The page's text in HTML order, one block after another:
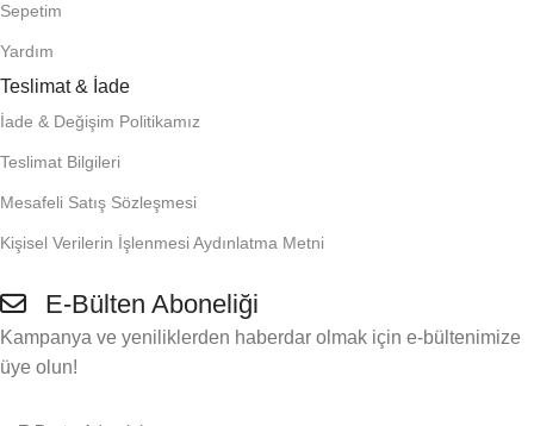
Sepetim
Yardım
Teslimat & İade
İade & Değişim Politikamız
Teslimat Bilgileri
Mesafeli Satış Sözleşmesi
Kişisel Verilerin İşlenmesi Aydınlatma Metni
E-Bülten Aboneliği
Kampanya ve yeniliklerden haberdar olmak için e-bültenimize
üye olun!